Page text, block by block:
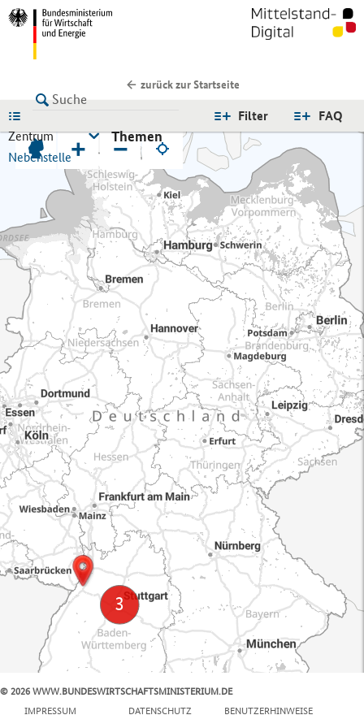
zurück zur Startseite
FAQ
Filter
Zentrum
Nebenstelle
Themen
+ −
© 2026 WWW.BUNDESWIRTSCHAFTSMINISTERIUM.DE
IMPRESSUM
DATENSCHUTZ BENUTZERHINWEISE